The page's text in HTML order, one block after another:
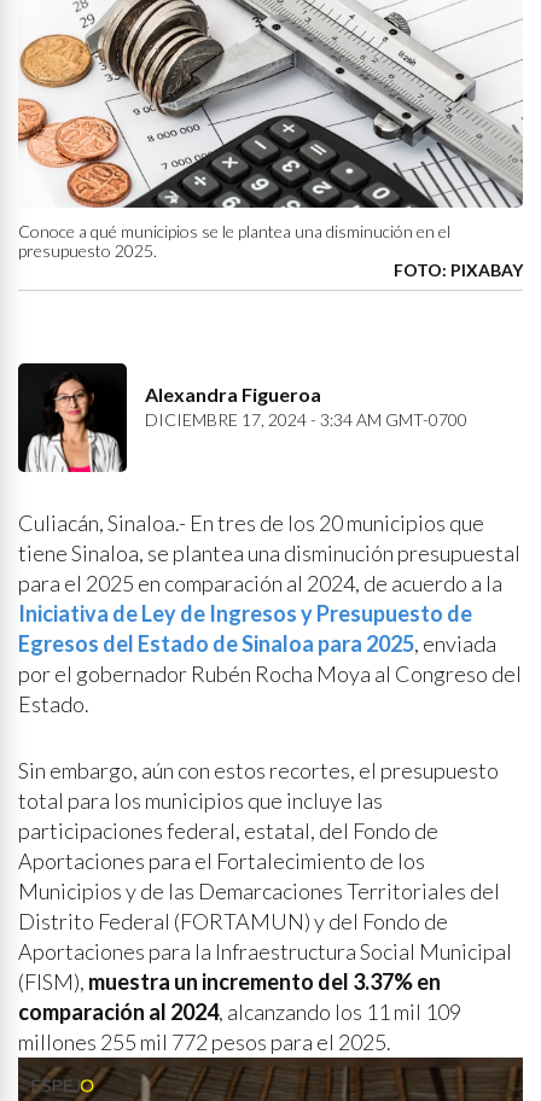
Conoce a qué municipios se le plantea una disminución en el
presupuesto 2025.
FOTO: PIXABAY
Alexandra Figueroa
DICIEMBRE 17, 2024 - 3:34 AM GMT-0700
Culiacán, Sinaloa.- En tres de los 20 municipios que
tiene Sinaloa, se plantea una disminución presupuestal
para el 2025 en comparación al 2024, de acuerdo a la
Iniciativa de Ley de Ingresos y Presupuesto de
Egresos del Estado de Sinaloa para 2025, enviada
por el gobernador Rubén Rocha Moya al Congreso del
Estado.
Sin embargo, aún con estos recortes, el presupuesto
total para los municipios que incluye las
participaciones federal, estatal, del Fondo de
Aportaciones para el Fortalecimiento de los
Municipios y de las Demarcaciones Territoriales del
Distrito Federal (FORTAMUN) y del Fondo de
Aportaciones para la Infraestructura Social Municipal
(FISM), muestra un incremento del 3.37% en
comparación al 2024, alcanzando los 11 mil 109
millones 255 mil 772 pesos para el 2025.